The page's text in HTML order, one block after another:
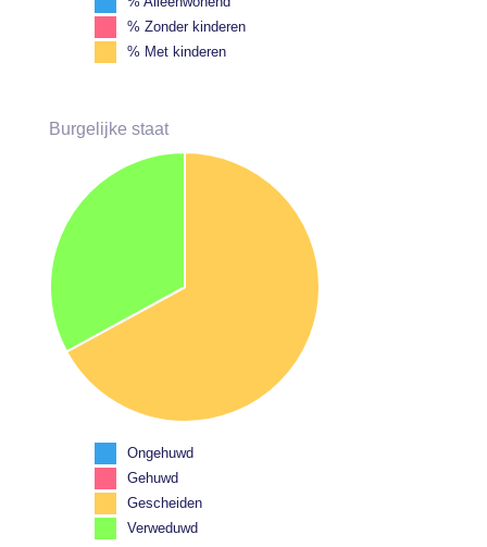
% Zonder kinderen
% Met kinderen
Burgelijke staat
Ongehuwd
Gehuwd
Gescheiden
Verweduwd